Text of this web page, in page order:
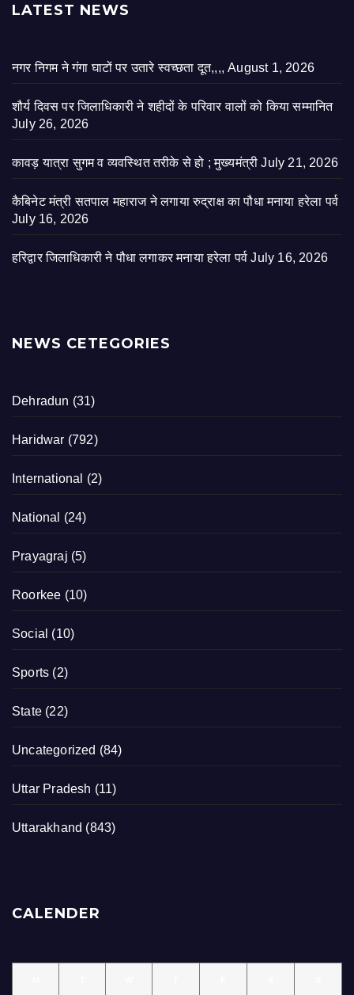
LATEST NEWS
नगर निगम ने गंगा घाटों पर उतारे स्वच्छता दूत,,,, August 1, 2026
शौर्य दिवस पर जिलाधिकारी ने शहीदों के परिवार वालों को किया सम्मानित
July 26, 2026
कावड़ यात्रा सुगम व व्यवस्थित तरीके से हो ; मुख्यमंत्री July 21, 2026
कैबिनेट मंत्री सतपाल महाराज ने लगाया रुद्राक्ष का पौधा मनाया हरेला पर्व
July 16, 2026
हरिद्वार जिलाधिकारी ने पौधा लगाकर मनाया हरेला पर्व July 16, 2026
NEWS CETEGORIES
Dehradun (31)
Haridwar (792)
International (2)
National (24)
Prayagraj (5)
Roorkee (10)
Social (10)
Sports (2)
State (22)
Uncategorized (84)
Uttar Pradesh (11)
Uttarakhand (843)
CALENDER